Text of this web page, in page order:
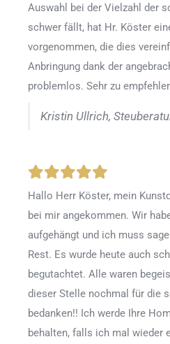
Auswahl bei der Vielzahl der
schwer fällt, hat Hr. Köster
vorgenommen, die dies
Anbringung dank der
problemlos. Sehr zu
Kristin Ullrich,
Hallo Herr Köster, mein
bei mir angekommen. Wir
aufgehängt und ich muss
Rest. Es wurde heute auch
begutachtet. Alle waren
dieser Stelle nochmal für die
bedanken!! Ich werde Ihre
behalten, falls ich mal wieder